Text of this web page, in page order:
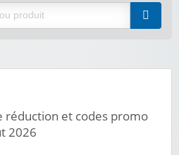
réduction et codes promo
2026